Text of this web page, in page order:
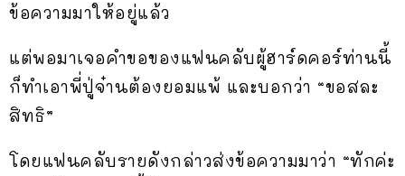
ข้อความมาให้อยู่แล้ว
แต่พอมาเจอคำขอของแฟนคลับผู้ฮาร์ดคอร์ท่านนี้
ก็ทำเอาพี่ปู่จ๋านต้องยอมแพ้ และบอกว่า “ขอสละ
สิทธิ”
โดยแฟนคลับรายดังกล่าวส่งข้อความมาว่า “ทักค่ะ